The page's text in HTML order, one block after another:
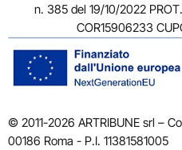
n. 385 del 19/10/2022
COR15906233
© 2011-2026 ARTRIBUNE srl –
00186 Roma - P.I. 11381581005